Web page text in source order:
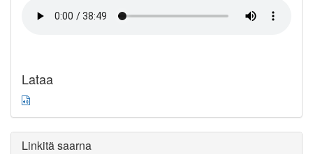
Lataa
Linkitä saarna